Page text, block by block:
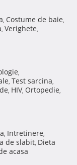
, Costume de baie,
, Verighete,
,
, Test sarcina,
, HIV, Ortopedie,
, Intretinere,
de slabit, Dieta
acasa